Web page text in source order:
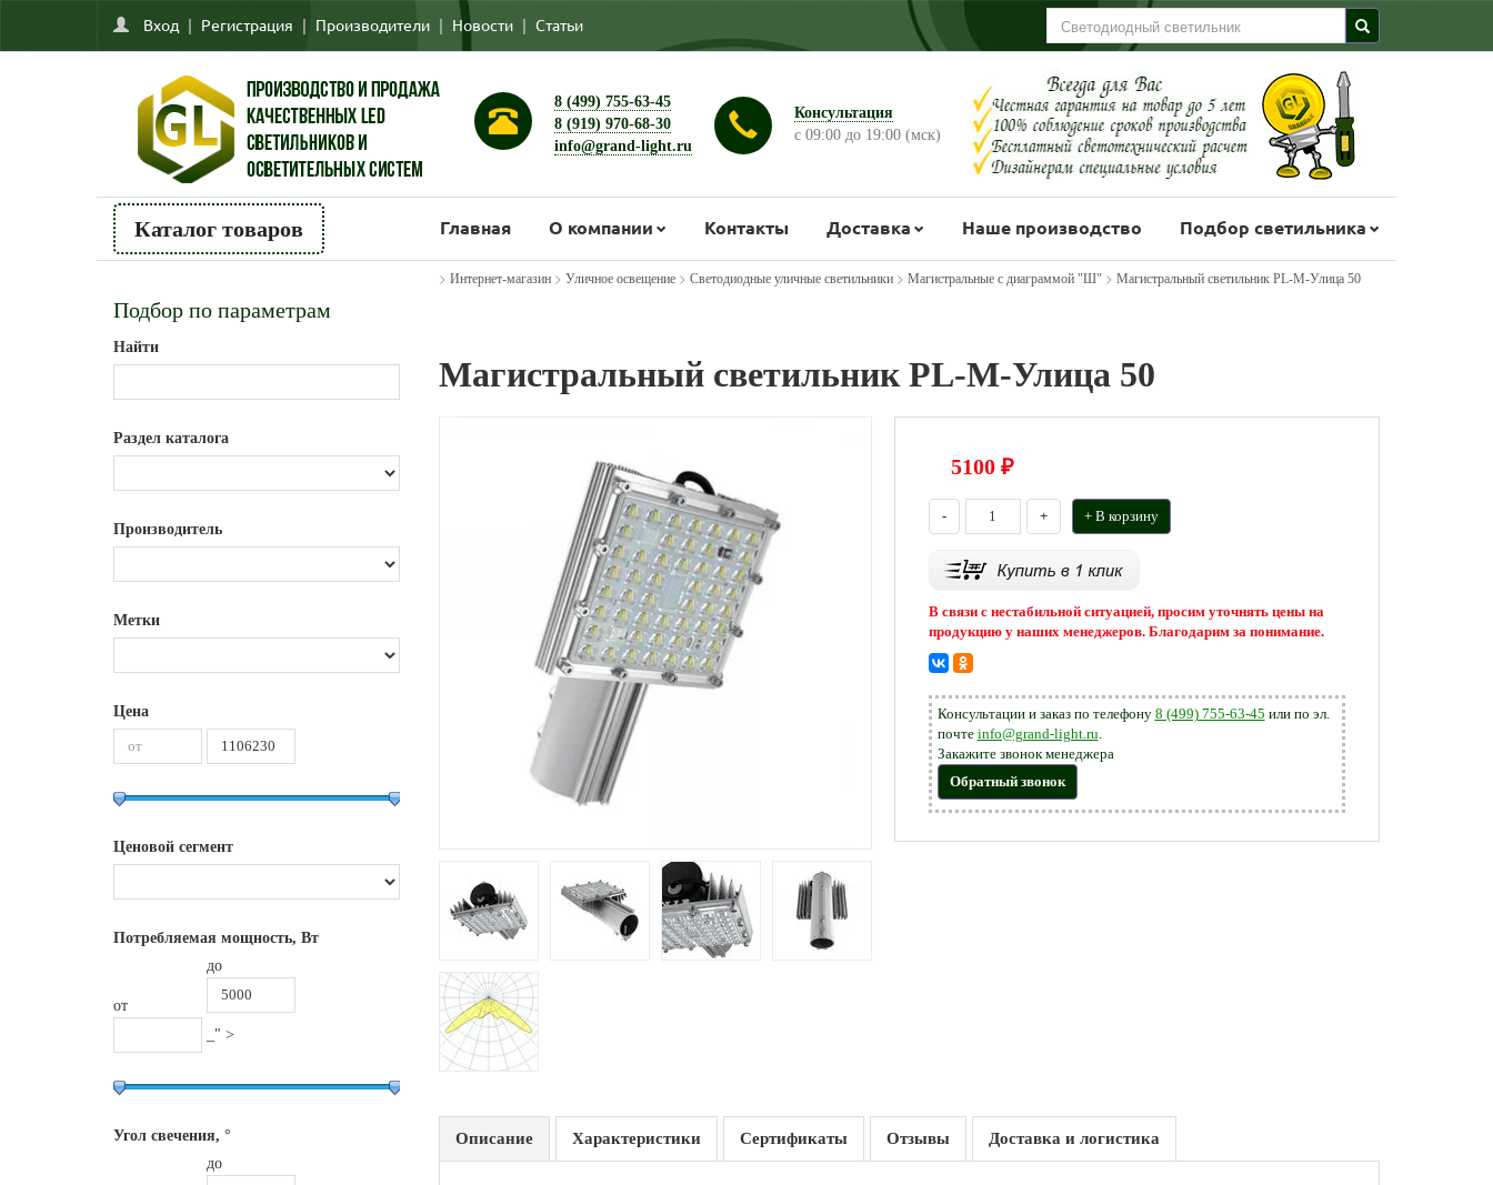
Вход | Регистрация | Производители | Новости | Статьи
8 (499) 755-63-45
8 (919) 970-68-30
info@grand-light.ru
Консультация
с 09:00 до 19:00 (мск)
Каталог товаров Главная О компании Контакты Доставка Наше производство Подбор светильника
Подбор по параметрам
Найти
Раздел каталога
Производитель
Метки
Цена
Ценовой сегмент
Потребляемая мощность, Вт
от
до
_" >
Угол свечения, °
до
> Интернет-магазин> Уличное освещение> Светодиодные уличные светильники> Магистральные с диаграммой "Ш" > Магистральный светильник PL-M-Улица 50
Магистральный светильник PL-M-Улица 50
5100₽
- + + В корзину
В связи с нестабильной ситуацией, просим уточнять цены на
продукцию у наших менеджеров. Благодарим за понимание.
Консультации и заказ по телефону 8 (499) 755-63-45 или по эл.
почте info@grand-light.ru.
Закажите звонок менеджера
Обратный звонок
Описание Характеристики Сертификаты Отзывы Доставка и логистика